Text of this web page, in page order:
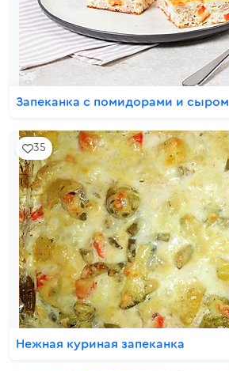
Запеканка с помидорами и сыром
35
Нежная куриная запеканка